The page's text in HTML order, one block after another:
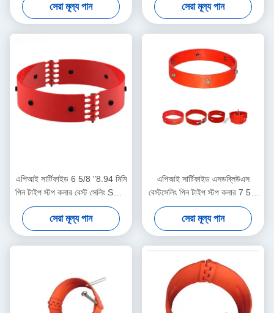
অ্যাপ্লিকেশনগুলির জন্য 1 বছরের
ওয়ারেন্টি
সেরা মূল্য পান
লিমিটার
সেরা মূল্য পান
এপিআই সার্টিফাইড 6 5/8 "8.94 মিমি
পিন টাইপ স্টপ কলার বেস্ট সেলিং SWS
হাই কার্বন স্টিল মুভমেন্ট লিমিটার কেসিং
সেন্ট্রালাইজারের জন্য
সেরা মূল্য পান
এপিআই সার্টিফাইড এসডব্লিউএস
বেস্টসেলিং পিন টাইপ স্টপ কলার 7 5/8
"7.62 মিমি 1 বছরের ওয়ারেন্টি তেল ও
গ্যাস কেসিং সেন্ট্রালাইজার সরঞ্জাম
সেরা মূল্য পান